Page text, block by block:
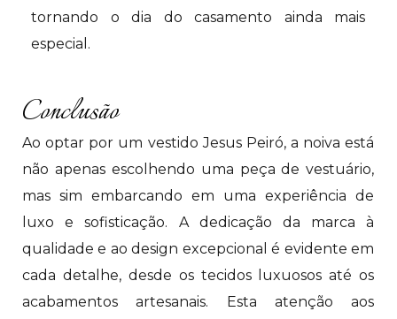
tornando o dia do casamento ainda mais
especial.
Conclusão
Ao optar por um vestido Jesus Peiró, a noiva está
não apenas escolhendo uma peça de vestuário,
mas sim embarcando em uma experiência de
luxo e sofisticação. A dedicação da marca à
qualidade e ao design excepcional é evidente em
cada detalhe, desde os tecidos luxuosos até os
acabamentos artesanais. Esta atenção aos